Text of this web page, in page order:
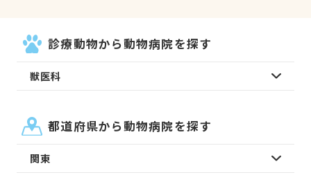
診療動物から動物病院を探す
獣医科
都道府県から動物病院を探す
関東